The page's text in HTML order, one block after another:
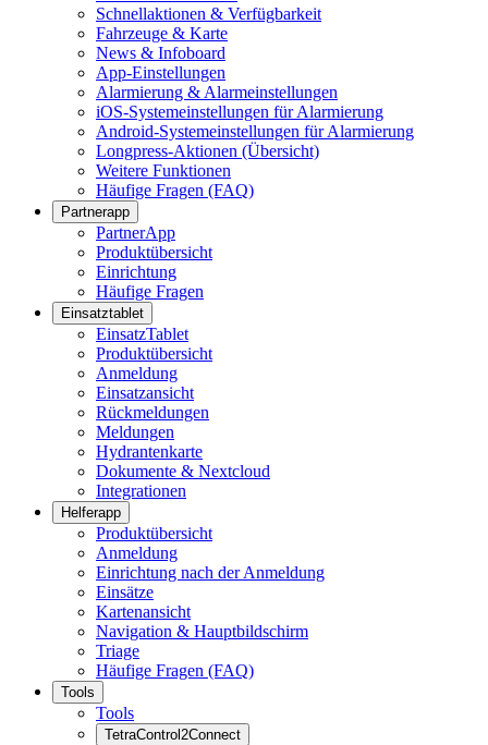
Schnellaktionen & Verfügbarkeit
Fahrzeuge & Karte
News & Infoboard
App-Einstellungen
Alarmierung & Alarmeinstellungen
iOS-Systemeinstellungen für Alarmierung
Android-Systemeinstellungen für Alarmierung
Longpress-Aktionen (Übersicht)
Weitere Funktionen
Häufige Fragen (FAQ)
Partnerapp
PartnerApp
Produktübersicht
Einrichtung
Häufige Fragen
Einsatztablet
EinsatzTablet
Produktübersicht
Anmeldung
Einsatzansicht
Rückmeldungen
Meldungen
Hydrantenkarte
Dokumente & Nextcloud
Integrationen
Helferapp
Produktübersicht
Anmeldung
Einrichtung nach der Anmeldung
Einsätze
Kartenansicht
Navigation & Hauptbildschirm
Triage
Häufige Fragen (FAQ)
Tools
Tools
TetraControl2Connect